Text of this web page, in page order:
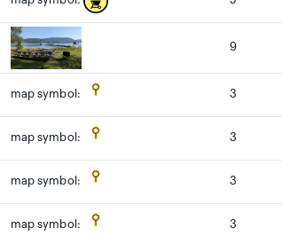
9
map symbol: 3
map symbol: 3
map symbol: 3
map symbol: 3